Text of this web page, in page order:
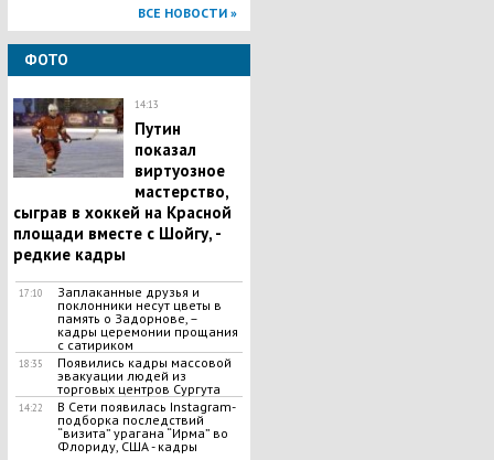
ВСЕ НОВОСТИ »
ФОТО
14:13
Путин
показал
виртуозное
мастерство,
сыграв в хоккей на Красной
площади вместе с Шойгу, -
редкие кадры
17:10
Заплаканные друзья и
поклонники несут цветы в
память о Задорнове, –
кадры церемонии прощания
с сатириком
18:35
Появились кадры массовой
эвакуации людей из
торговых центров Сургута
14:22
В Сети появилась Іnstagram-
подборка последствий
“визита” урагана “Ирма” во
Флориду, США - кадры